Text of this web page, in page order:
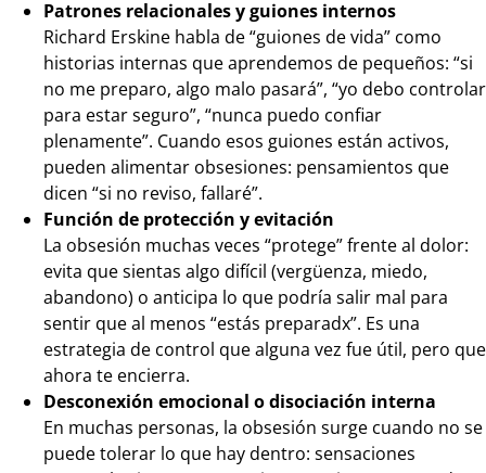
Patrones relacionales y guiones internos
Richard Erskine habla de “guiones de vida” como
historias internas que aprendemos de pequeños: “si
no me preparo, algo malo pasará”, “yo debo controlar
para estar seguro”, “nunca puedo confiar
plenamente”. Cuando esos guiones están activos,
pueden alimentar obsesiones: pensamientos que
dicen “si no reviso, fallaré”.
Función de protección y evitación
La obsesión muchas veces “protege” frente al dolor:
evita que sientas algo difícil (vergüenza, miedo,
abandono) o anticipa lo que podría salir mal para
sentir que al menos “estás preparadx”. Es una
estrategia de control que alguna vez fue útil, pero que
ahora te encierra.
Desconexión emocional o disociación interna
En muchas personas, la obsesión surge cuando no se
puede tolerar lo que hay dentro: sensaciones